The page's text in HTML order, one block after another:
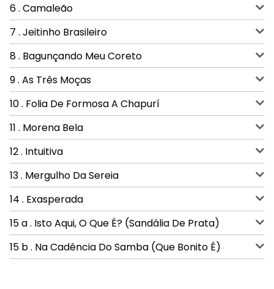
6 . Camaleão
7 . Jeitinho Brasileiro
8 . Bagunçando Meu Coreto
9 . As Três Moças
10 . Folia De Formosa A Chapurí
11 . Morena Bela
12 . Intuitiva
13 . Mergulho Da Sereia
14 . Exasperada
15 a . Isto Aqui, O Que É? (Sandália De Prata)
15 b . Na Cadência Do Samba (Que Bonito É)